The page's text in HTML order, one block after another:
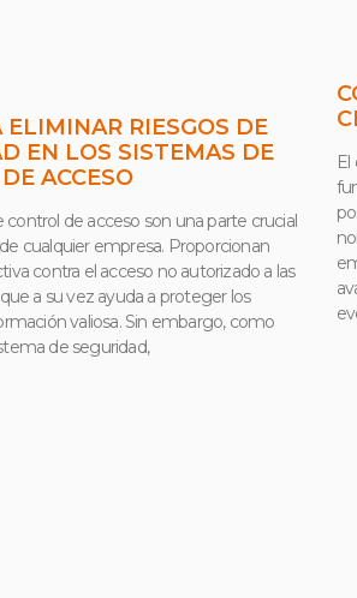
ELIMINAR RIESGOS DE
EN LOS SISTEMAS DE
ACCESO
control de acceso son una parte crucial
cualquier empresa. Proporcionan
contra el acceso no autorizado a las
a su vez ayuda a proteger los
valiosa. Sin embargo, como
de seguridad,